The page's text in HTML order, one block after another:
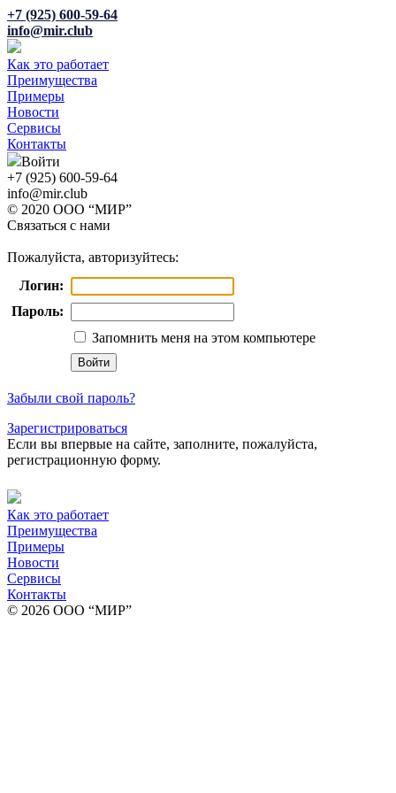
+7 (925) 600-59-64
info@mir.club
Как это работает
Преимущества
Примеры
Новости
Сервисы
Контакты
Войти
+7 (925) 600-59-64
info@mir.club
© 2020 ООО “МИР”
Связаться с нами
Пожалуйста, авторизуйтесь:
Логин:
Пароль:
Запомнить меня на этом компьютере
Забыли свой пароль?
Зарегистрироваться
Если вы впервые на сайте, заполните, пожалуйста,
регистрационную форму.
Как это работает
Преимущества
Примеры
Новости
Сервисы
Контакты
© 2026 ООО “МИР”